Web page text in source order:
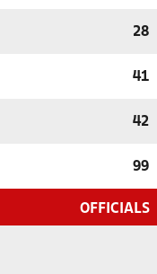
28
41
42
99
OFFICIALS